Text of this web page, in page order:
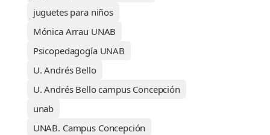
juguetes para niños
Mónica Arrau UNAB
Psicopedagogía UNAB
U. Andrés Bello
U. Andrés Bello campus Concepción
unab
UNAB. Campus Concepción